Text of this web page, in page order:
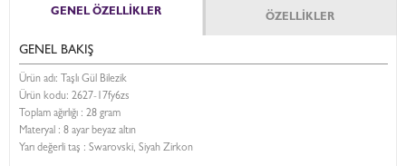
GENEL ÖZELLİKLER ÖZELLİKLER
GENEL BAKIŞ
Ürün adı: Taşlı Gül Bilezik
Ürün kodu: 2627-17fy6zs
Toplam ağırlığı : 28 gram
Materyal : 8 ayar beyaz altın
Yarı değerli taş : Swarovski, Siyah Zirkon